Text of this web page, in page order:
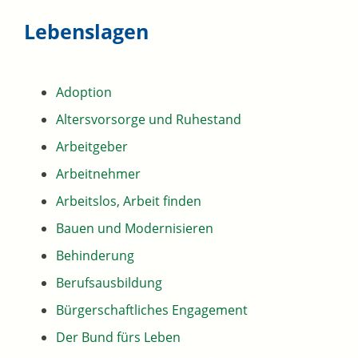
Lebenslagen
Adoption
Altersvorsorge und Ruhestand
Arbeitgeber
Arbeitnehmer
Arbeitslos, Arbeit finden
Bauen und Modernisieren
Behinderung
Berufsausbildung
Bürgerschaftliches Engagement
Der Bund fürs Leben